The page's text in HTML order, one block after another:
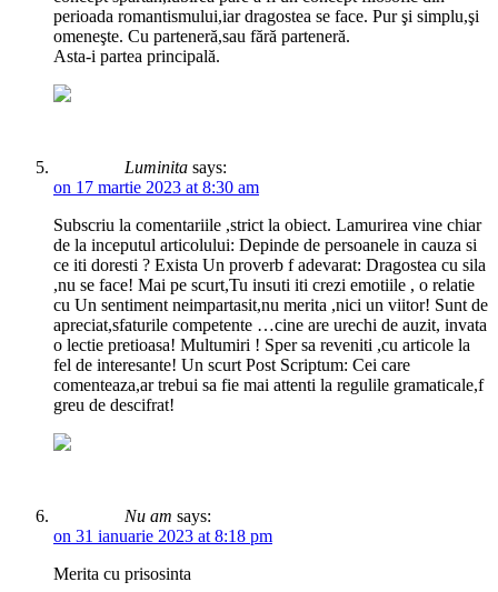
perioada romantismului,iar dragostea se face. Pur şi simplu,şi
omeneşte. Cu parteneră,sau fără parteneră.
Asta-i partea principală.
Luminita says:
on 17 martie 2023 at 8:30 am
Subscriu la comentariile ,strict la obiect. Lamurirea vine chiar
de la inceputul articolului: Depinde de persoanele in cauza si
ce iti doresti ? Exista Un proverb f adevarat: Dragostea cu sila
,nu se face! Mai pe scurt,Tu insuti iti crezi emotiile , o relatie
cu Un sentiment neimpartasit,nu merita ,nici un viitor! Sunt de
apreciat,sfaturile competente …cine are urechi de auzit, invata
o lectie pretioasa! Multumiri ! Sper sa reveniti ,cu articole la
fel de interesante! Un scurt Post Scriptum: Cei care
comenteaza,ar trebui sa fie mai attenti la regulile gramaticale,f
greu de descifrat!
Nu am says:
on 31 ianuarie 2023 at 8:18 pm
Merita cu prisosinta